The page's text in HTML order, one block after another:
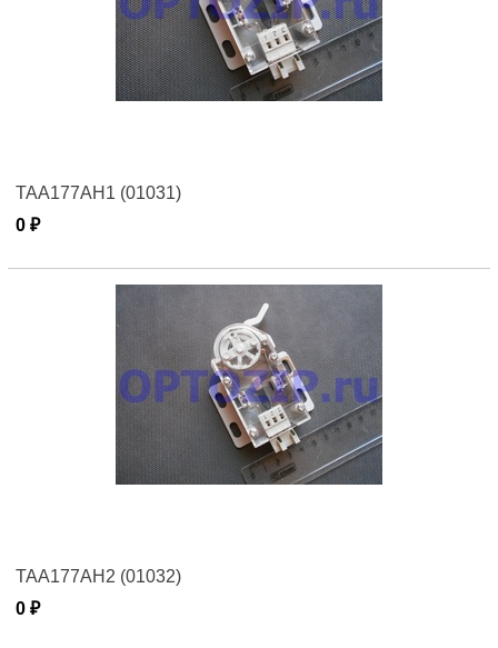
TAA177AH1 (01031)
0 ₽
TAA177AH2 (01032)
0 ₽